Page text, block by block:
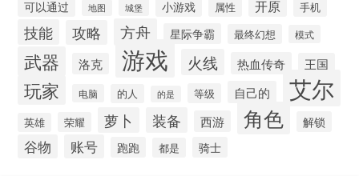
可以通过 地图 城堡 小游戏 属性 开原 手机
技能 攻略 方舟 星际争霸 最终幻想 模式
武器 洛克 游戏 火线 热血传奇 王国
玩家 电脑 的人 的是 等级 自己的 艾尔
英雄 荣耀 萝卜 装备 西游 角色 解锁
谷物 账号 跑跑 都是 骑士